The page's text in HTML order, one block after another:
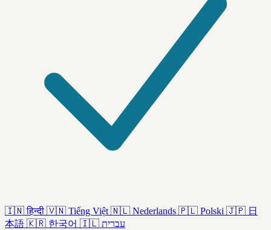
🇮🇳 हिन्दी 🇻🇳 Tiếng Việt 🇳🇱 Nederlands 🇵🇱 Polski 🇯🇵 日
本語 🇰🇷 한국어 🇮🇱 עברית